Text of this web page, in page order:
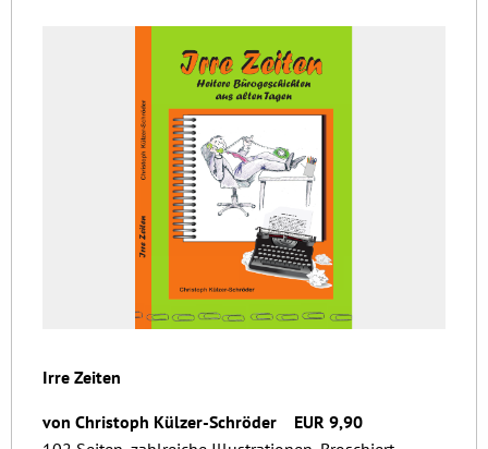
Irre Zeiten
von Christoph Külzer-Schröder EUR 9,90